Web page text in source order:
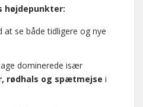
højdepunkter:
se både tidligere og nye
dominerede især
rødhals og spætmejse i